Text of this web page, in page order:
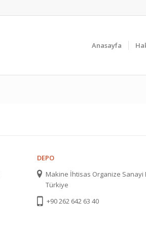
Anasayfa
DEPO
Makine İhtisas Organize Sanayi
Türkiye
+90 262 642 63 40